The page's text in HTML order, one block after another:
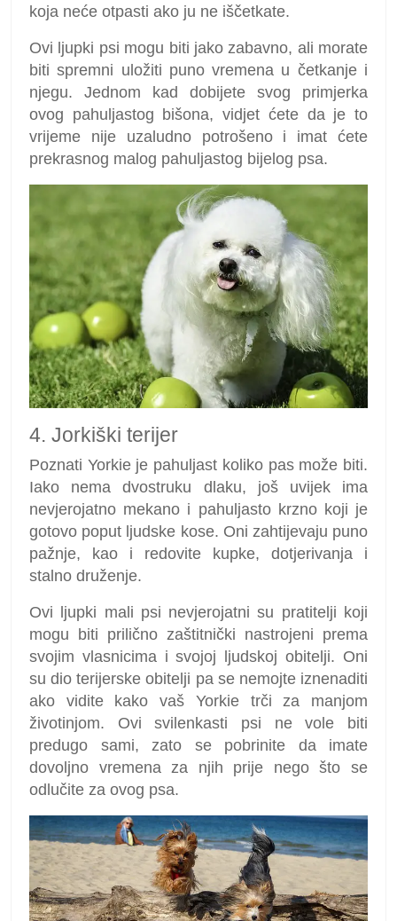
koja neće otpasti ako ju ne iščetkate.
Ovi ljupki psi mogu biti jako zabavno, ali morate
biti spremni uložiti puno vremena u četkanje i
njegu. Jednom kad dobijete svog primjerka
ovog pahuljastog bišona, vidjet ćete da je to
vrijeme nije uzaludno potrošeno i imat ćete
prekrasnog malog pahuljastog bijelog psa.
4. Jorkiški terijer
Poznati Yorkie je pahuljast koliko pas može biti.
Iako nema dvostruku dlaku, još uvijek ima
nevjerojatno mekano i pahuljasto krzno koji je
gotovo poput ljudske kose. Oni zahtijevaju puno
pažnje, kao i redovite kupke, dotjerivanja i
stalno druženje.
Ovi ljupki mali psi nevjerojatni su pratitelji koji
mogu biti prilično zaštitnički nastrojeni prema
svojim vlasnicima i svojoj ljudskoj obitelji. Oni
su dio terijerske obitelji pa se nemojte iznenaditi
ako vidite kako vaš Yorkie trči za manjom
životinjom. Ovi svilenkasti psi ne vole biti
predugo sami, zato se pobrinite da imate
dovoljno vremena za njih prije nego što se
odlučite za ovog psa.